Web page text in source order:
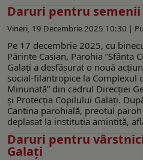
Daruri pentru
Vineri, 19 Decembrie 2025 10:30 |
Pe 17 decembrie 2025, cu
Părinte Casian, Parohia ”Sfânta
Galaţi a desfăşurat o nouă
social-filantropice la Complexul
Minunată” din cadrul Direcţiei
și Protecția Copilului Galaţi.
Cantina parohială, preotul
deplasat la instituţia amintită,
Daruri pentru
Galaţi